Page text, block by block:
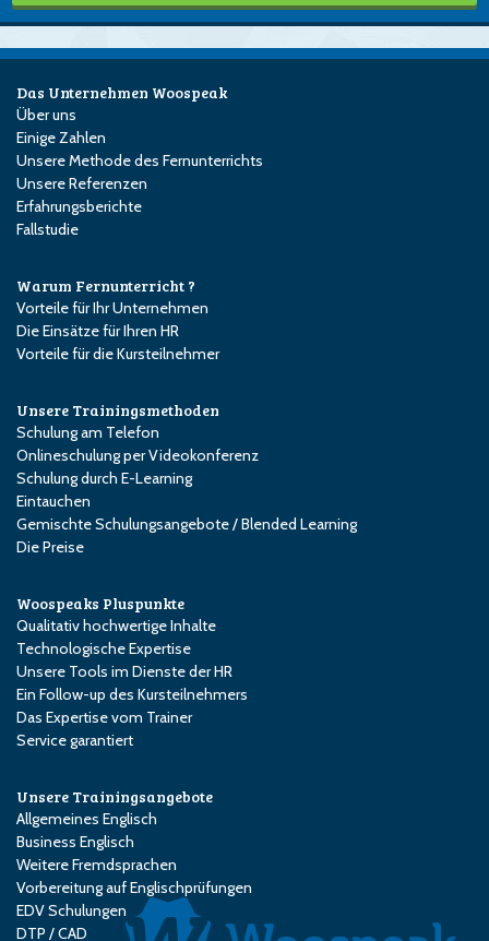
Das Unternehmen Woospeak
Über uns
Einige Zahlen
Unsere Methode des Fernunterrichts
Unsere Referenzen
Erfahrungsberichte
Fallstudie
Warum Fernunterricht ?
Vorteile für Ihr Unternehmen
Die Einsätze für Ihren HR
Vorteile für die Kursteilnehmer
Unsere Trainingsmethoden
Schulung am Telefon
Onlineschulung per Videokonferenz
Schulung durch E-Learning
Eintauchen
Gemischte Schulungsangebote / Blended Learning
Die Preise
Woospeaks Pluspunkte
Qualitativ hochwertige Inhalte
Technologische Expertise
Unsere Tools im Dienste der HR
Ein Follow-up des Kursteilnehmers
Das Expertise vom Trainer
Service garantiert
Unsere Trainingsangebote
Allgemeines Englisch
Business Englisch
Weitere Fremdsprachen
Vorbereitung auf Englischprüfungen
EDV Schulungen
DTP / CAD